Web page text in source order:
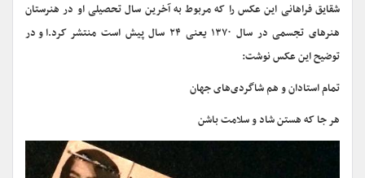
شقایق فراهانی این عکس را که مربوط به آخرین سال تحصیلی او در هنرستان
هنرهای تجسمی در سال ۱۳۷۰ یعنی ۲۴ سال پیش است منتشر کرد.
او در
توضیح این عکس نوشت:
تمام استادان و هم شاگردی‌هاى جهان
هر جا که هستن شاد و سلامت باشن